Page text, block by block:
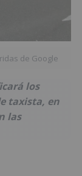
de Google
los
taxista, en
las